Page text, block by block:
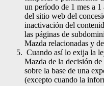
un período de 1 mes a
del sitio web del
inactivación del
las páginas de
Mazda relacionadas y
Cuando así lo exija la
Mazda de la decisión
sobre la base de una
(excepto cuando la